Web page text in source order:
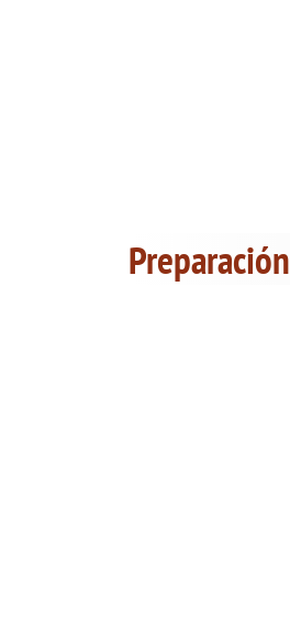
Preparación